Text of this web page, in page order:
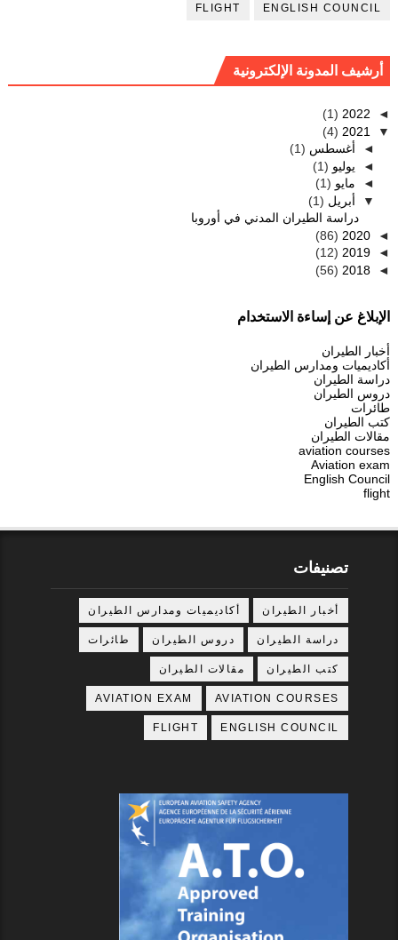
ENGLISH COUNCIL
FLIGHT
أرشيف المدونة الإلكترونية
◄
2022
(1)
▼
2021
(4)
◄ أغسطس (1)
◄ يوليو (1)
◄ مايو (1)
▼ أبريل (1)
دراسة الطيران المدني في أوروبا
◄
2020
(86)
◄
2019
(12)
◄
2018
(56)
الإبلاغ عن إساءة الاستخدام
أخبار الطيران
أكاديميات ومدارس الطيران
دراسة الطيران
دروس الطيران
طائرات
كتب الطيران
مقالات الطيران
aviation courses
Aviation exam
English Council
flight
تصنيفات
أخبار الطيران أكاديميات ومدارس الطيران
دراسة الطيران دروس الطيران طائرات
كتب الطيران مقالات الطيران
AVIATION COURSES
AVIATION EXAM
ENGLISH COUNCIL
FLIGHT